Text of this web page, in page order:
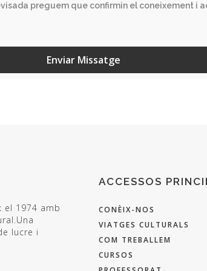
preguem que confirmin el coneixement i
Enviar Missatge
el 1974 amb
lucre i
ACCESSOS
CONÈIX-NOS
VIATGES CULTURALS
COM TREBALLEM
CURSOS